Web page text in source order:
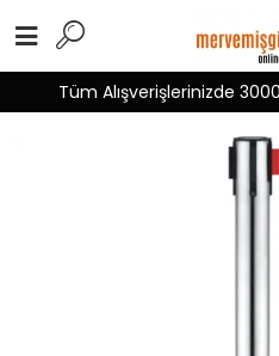
Tüm Alışverişlerinizde